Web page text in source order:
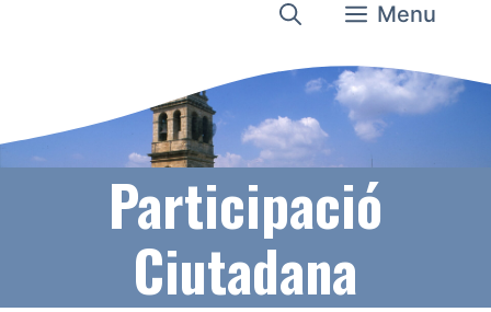
Menu
Participació
Ciutadana